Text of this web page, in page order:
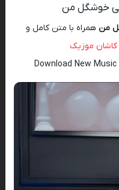
خوشگل من
من همراه با متن کامل و
کاشان موزیک
Download New